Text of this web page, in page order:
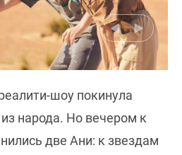
шоу покинула
народа. Но вечером к
две Ани: к звездам